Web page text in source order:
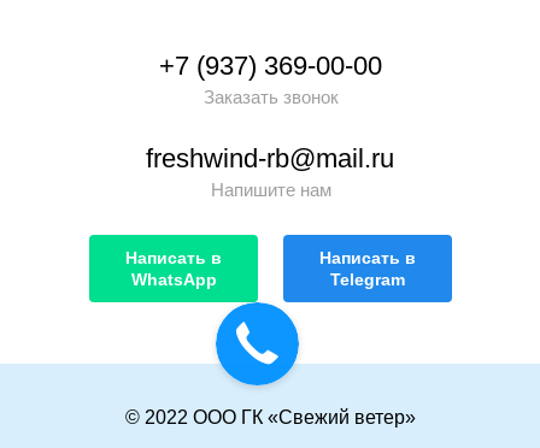
+7 (937) 369-00-00
Заказать звонок
freshwind-rb@mail.ru
Напишите нам
Написать в
WhatsApp
Написать в
Telegram
© 2022 ООО ГК «Свежий ветер»